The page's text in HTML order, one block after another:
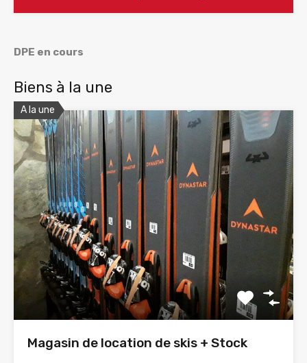
DPE en cours
Biens à la une
A la une
Magasin de location de skis + Stock